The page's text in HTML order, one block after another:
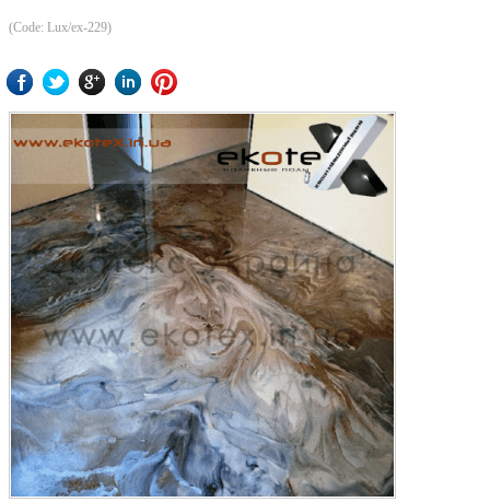
(Code: Lux/ex-229)